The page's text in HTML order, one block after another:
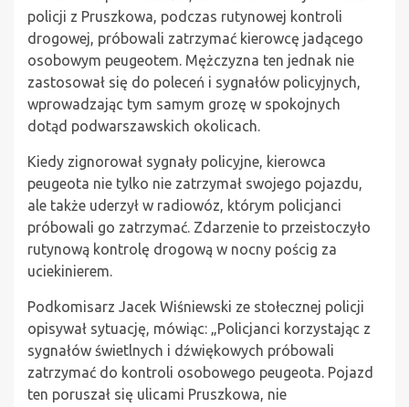
policji z Pruszkowa, podczas rutynowej kontroli
drogowej, próbowali zatrzymać kierowcę jadącego
osobowym peugeotem. Mężczyzna ten jednak nie
zastosował się do poleceń i sygnałów policyjnych,
wprowadzając tym samym grozę w spokojnych
dotąd podwarszawskich okolicach.
Kiedy zignorował sygnały policyjne, kierowca
peugeota nie tylko nie zatrzymał swojego pojazdu,
ale także uderzył w radiowóz, którym policjanci
próbowali go zatrzymać. Zdarzenie to przeistoczyło
rutynową kontrolę drogową w nocny pościg za
uciekinierem.
Podkomisarz Jacek Wiśniewski ze stołecznej policji
opisywał sytuację, mówiąc: „Policjanci korzystając z
sygnałów świetlnych i dźwiękowych próbowali
zatrzymać do kontroli osobowego peugeota. Pojazd
ten poruszał się ulicami Pruszkowa, nie